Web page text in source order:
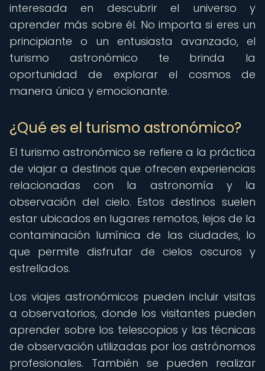
interesada en descubrir el universo y
aprender más sobre él. No importa si eres un
principiante o un entusiasta avanzado, el
turismo astronómico te brinda la
oportunidad de explorar el cosmos de
manera única y emocionante.
¿Qué es el turismo astronómico?
El turismo astronómico se refiere a la práctica
de viajar a destinos que ofrecen experiencias
relacionadas con la astronomía y la
observación del cielo. Estos destinos suelen
estar ubicados en lugares remotos, lejos de la
contaminación lumínica de las ciudades, lo
que permite disfrutar de cielos oscuros y
estrellados.
Los viajes astronómicos pueden incluir visitas
a observatorios, donde los visitantes pueden
aprender sobre los telescopios y las técnicas
de observación utilizadas por los astrónomos
profesionales. También se pueden realizar